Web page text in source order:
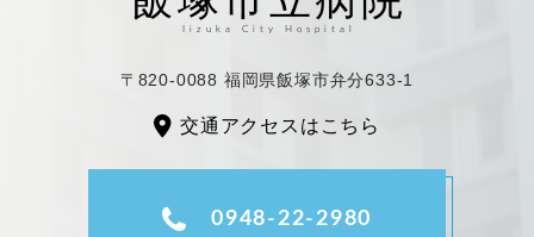
〒820-0088 福岡県飯塚市弁分633-1
交通アクセスはこちら
0948-22-2980